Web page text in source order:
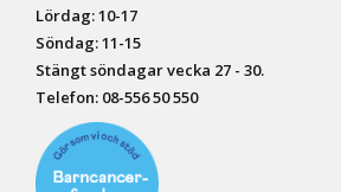
Lördag: 10-17
Söndag: 11-15
Stängt söndagar vecka 27 - 30.
Telefon: 08-556 50 550